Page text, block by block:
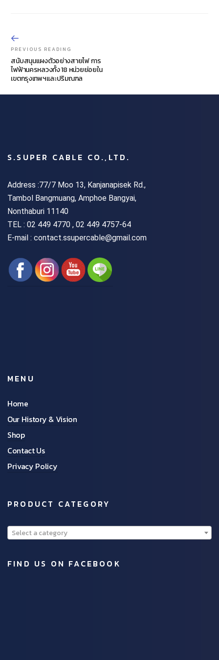
PREVIOUS READING
สนับสนุนแผงตัวอย่างสายไฟ การ
ไฟฟ้านครหลวงทั้ง 18 หน่วยย่อยใน
เขตกรุงเทพฯและปริมณฑล
S.SUPER CABLE CO.,LTD.
Address :77/7 Moo 13, Kanjanapisek Rd.,
Tambol Bangmuang, Amphoe Bangyai,
Nonthaburi 11140
TEL : 02 449 4770 , 02 449 4757-64
E-mail : contact.ssupercable@gmail.com
MENU
Home
Our History & Vision
Shop
Contact Us
Privacy Policy
PRODUCT CATEGORY
Select a category
FIND US ON FACEBOOK